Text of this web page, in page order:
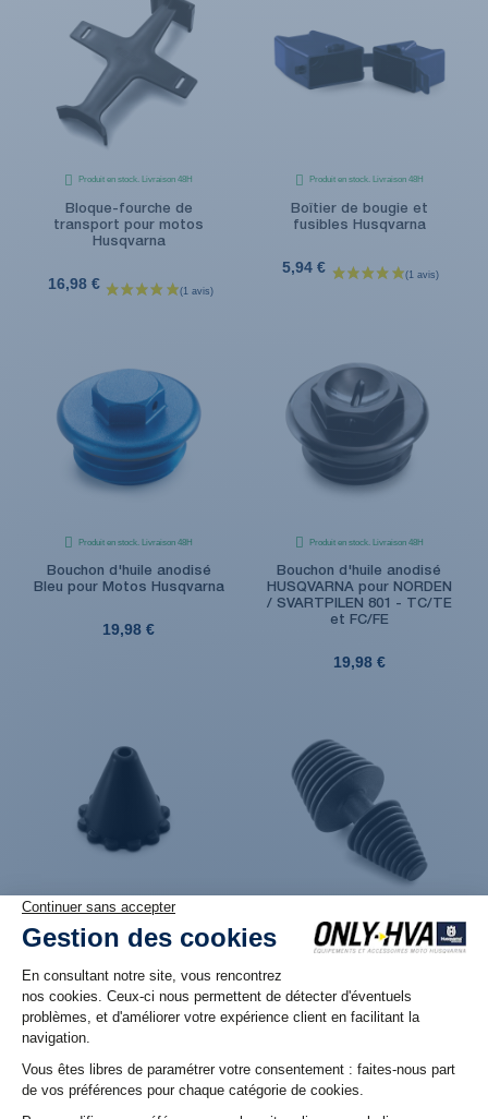
Produit en stock. Livraison 48H
Bloque-fourche de
transport pour motos
Husqvarna
16,98 €
Produit en stock. Livraison 48H
Boîtier de bougie et
fusibles Husqvarna
5,94 €
Produit en stock. Livraison 48H
Bouchon d'huile anodisé
Bleu pour Motos Husqvarna
19,98 €
Produit en stock. Livraison 48H
Bouchon d'huile anodisé
HUSQVARNA pour NORDEN
/ SVARTPILEN 801 - TC/TE
et FC/FE
19,98 €
Bouchon de protection de
(15-37mm) Husqvarna
7,98 €
Produit en stock. Livraison 48H
Bouchon de protection de
9,96 €